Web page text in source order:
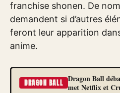
franchise shonen. De
demandent si d’autres
feront leur apparition
anime.
DRAGON BALL Dragon Ball
met Netflix et